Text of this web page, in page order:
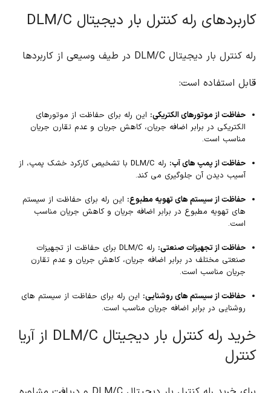
کاربردهای رله کنترل بار دیجیتال DLM/C
رله کنترل بار دیجیتال DLM/C در طیف وسیعی از کاربردها
قابل استفاده است:
حفاظت از موتورهای الکتریکی: این رله برای حفاظت از موتورهای
الکتریکی در برابر اضافه جریان، کاهش جریان و عدم تقارن جریان
مناسب است.
حفاظت از پمپ های آب:
رله DLM/C با تشخیص کارکرد خشک پمپ، از
آسیب دیدن آن جلوگیری می کند.
حفاظت از سیستم های تهویه مطبوع: این رله برای حفاظت از سیستم
های تهویه مطبوع در برابر اضافه جریان و کاهش جریان مناسب
است.
حفاظت از تجهیزات صنعتی:
رله DLM/C برای حفاظت از تجهیزات
صنعتی مختلف در برابر اضافه جریان، کاهش جریان و عدم تقارن
جریان مناسب است.
حفاظت از سیستم های روشنایی: این رله برای حفاظت از سیستم های
روشنایی در برابر اضافه جریان مناسب است.
خرید رله کنترل بار دیجیتال DLM/C از آریا
کنترل